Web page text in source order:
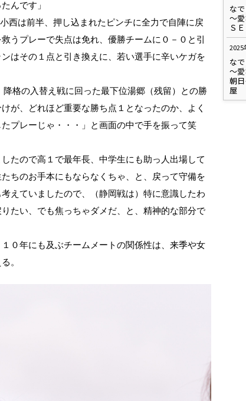
んです」
西は前半、押し込まれたピンチに全力で自陣に戻
うプレーで失点は免れ、優勝チームに０－０と引
はその１点と引き換えに、若い選手に辛いケガを
格の入替え戦に回った最下位湯郷（残留）との勝
が、どれほど重要な勝ち点１となったのか、よく
プレーじゃ・・・」と画面の中で手を振って笑
たので高１で最年長、中学生にも助っ人出場して
ちのお手本にもならなくちゃ、と、戻って守備を
えていましたので、（静岡戦は）特に意識したわ
たい、でも焦っちゃダメだ、と、精神的な部分で
０年にも及ぶチームメートの関係性は、来季や女
。
な
～
Ｓ
2025
な
～
朝
屋